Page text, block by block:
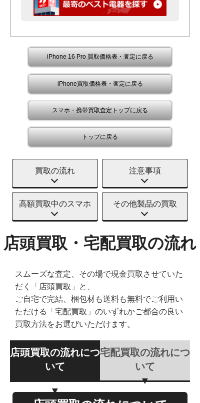
iPhone 16 Pro 買取価格表・査定に戻る
iPhone買取価格表・査定に戻る
スマホ・携帯買取査定トップに戻る
トップに戻る
買取の流れ 注意事項
高額買取中のスマホ その他製品の買取
店頭買取・宅配買取の流れ
スムーズな査定、その場で現金買取させていた
だく「店頭買取」と、
ご自宅で完結、梱包材も送料も無料でご利用い
ただける「宅配買取」のいずれかご都合の良い
買取方法をお選びいただけます。
店頭買取の流れにつ
いて
宅配買取の流れにつ
いて